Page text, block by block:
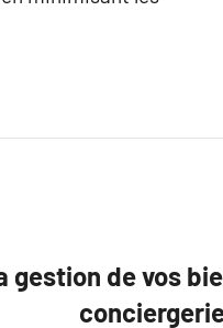
gestion de vos